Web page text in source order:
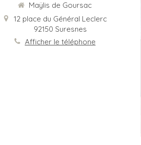
Maÿlis de Goursac
12 place du Général Leclerc
92150 Suresnes
Afficher le téléphone